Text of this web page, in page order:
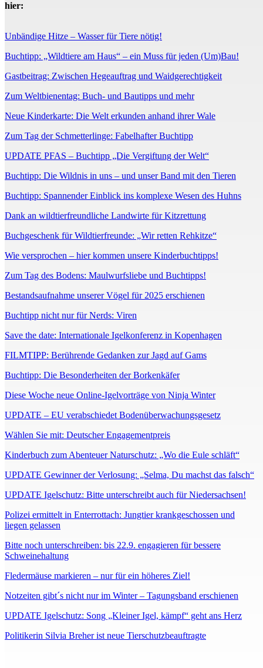
hier:
Unbändige Hitze – Wasser für Tiere nötig!
Buchtipp: „Wildtiere am Haus“ – ein Muss für jeden (Um)Bau!
Gastbeitrag: Zwischen Hegeauftrag und Waidgerechtigkeit
Zum Weltbienentag: Buch- und Bautipps und mehr
Neue Kinderkarte: Die Welt erkunden anhand ihrer Wale
Zum Tag der Schmetterlinge: Fabelhafter Buchtipp
UPDATE PFAS – Buchtipp „Die Vergiftung der Welt“
Buchtipp: Die Wildnis in uns – und unser Band mit den Tieren
Buchtipp: Spannender Einblick ins komplexe Wesen des Huhns
Dank an wildtierfreundliche Landwirte für Kitzrettung
Buchgeschenk für Wildtierfreunde: „Wir retten Rehkitze“
Wie versprochen – hier kommen unsere Kinderbuchtipps!
Zum Tag des Bodens: Maulwurfsliebe und Buchtipps!
Bestandsaufnahme unserer Vögel für 2025 erschienen
Buchtipp nicht nur für Nerds: Viren
Save the date: Internationale Igelkonferenz in Kopenhagen
FILMTIPP: Berührende Gedanken zur Jagd auf Gams
Buchtipp: Die Besonderheiten der Borkenkäfer
Diese Woche neue Online-Igelvorträge von Ninja Winter
UPDATE – EU verabschiedet Bodenüberwachungsgesetz
Wählen Sie mit: Deutscher Engagementpreis
Kinderbuch zum Abenteuer Naturschutz: „Wo die Eule schläft“
UPDATE Gewinner der Verlosung: „Selma, Du machst das falsch“
UPDATE Igelschutz: Bitte unterschreibt auch für Niedersachsen!
Polizei ermittelt in Enterrottach: Jungtier krankgeschossen und
liegen gelassen
Bitte noch unterschreiben: bis 22.9. engagieren für bessere
Schweinehaltung
Fledermäuse markieren – nur für ein höheres Ziel!
Notzeiten gibt´s nicht nur im Winter – Tagungsband erschienen
UPDATE Igelschutz: Song „Kleiner Igel, kämpf“ geht ans Herz
Politikerin Silvia Breher ist neue Tierschutzbeauftragte